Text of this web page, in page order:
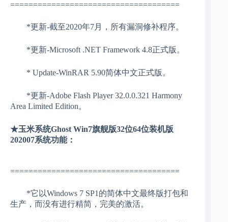
=====================================
*更新-截至2020年7月，所有漏洞修补程序。
*更新-Microsoft .NET Framework 4.8正式版。
* Update-WinRAR 5.90简体中文正式版。
*更新-Adobe Flash Player 32.0.0.321 Harmony
Area Limited Edition。
★玉米系统Ghost Win7旗舰版32位64位装机版
202007系统功能：
=====================================
*它以Windows 7 SP1的简体中文最终版打包和
生产，而没有进行精简，完美的激活。